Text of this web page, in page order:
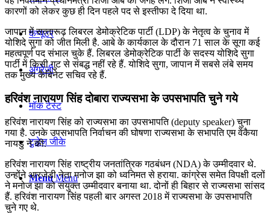
कंप्यूटर
अंग्रेजी
मॉक टेस्ट
टुडेज जीके
Menu Menu
कारणों को लेकर कुछ ही दिन पहले पद से इस्तीफा दे दिया था.
जापान में सत्‍तारूढ़ लिबरल डेमोक्रेटिक पार्टी (LDP) के नेतृत्‍व के चुनाव में
योशिदे सुगा को जीत मिली है. आबे के कार्यकाल के दौरान 71 साल के सूगा कई
महत्‍वपूर्ण पद संभाल चुके हैं. लिबरल डेमोक्रेटिक पार्टी के सदस्य योशिदे सुगा
पार्टी में किसी गुट से संबद्ध नहीं रहे हैं. योशिदे सुगा, जापान में सबसे लंबे समय
तक मुख्य कैबिनेट सचिव रहे हैं.
हरिवंश नारायण सिंह दोबारा राज्यसभा के उपसभापति चुने गये
हरिवंश नारायण सिंह को राज्यसभा का उपसभापति (deputy speaker) चुना
गया है. उनके उपसभापति निर्वाचन की घोषणा राज्यसभा के सभापति एम वेंकैया
नायडु ने की.
हरिवंश नारायण सिंह राष्ट्रीय जनतांत्रिक गठबंधन (NDA) के उम्मीदवार थे.
उन्होंने आरजेडी नेता मनोज झा को ध्वनिमत से हराया. कांग्रेस समेत विपक्षी दलों
ने मनोज झा को संयुक्त उम्मीदवार बनाया था. दोनों ही बिहार से राज्यसभा सांसद
हैं. हरिवंश नारायण सिंह पहली बार अगस्त 2018 में राज्यसभा के उपसभापति
चुने गए थे.